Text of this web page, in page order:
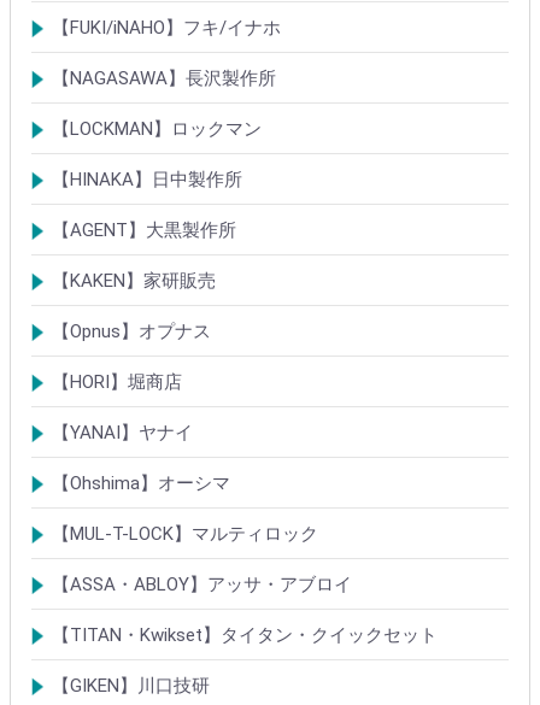
シリンダー
錠・ロック製品
【FUKI/iNAHO】フキ/イナホ
TIERKEYシリンダー
ロック製品
【NAGASAWA】長沢製作所
シリンダー
古代・古代ネオ装飾錠
KEYLEX/キーレックス
レバーハンドルシリーズ
【LOCKMAN】ロックマン
メガクロスSPシリンダー
デジタルロック
【HINAKA】日中製作所
SEPA/HDSシリンダー
SEPA・AGE・GIAロック製品
【AGENT】大黒製作所
LSシリンダー
錠・ロック製品
【KAKEN】家研販売
ベルウェーブキー
ロック製品
【Opnus】オプナス
シリンダー
ロック製品
【HORI】堀商店
シリンダー
錠・ロック製品
【YANAI】ヤナイ
Rシリーズシリンダー
ロック製品
【Ohshima】オーシマ
シリンダー
錠・ロック製品
【MUL-T-LOCK】マルティロック
シリンダー
南京錠
【ASSA・ABLOY】アッサ・アブロイ
シリンダー
ロック製品
【TITAN・Kwikset】タイタン・クイックセット
シリンダー
錠
【GIKEN】川口技研